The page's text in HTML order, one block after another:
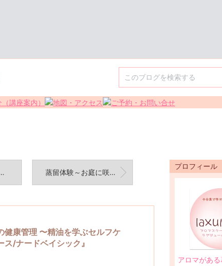
蒸留体験～お庭に咲いてるレモンバームのハーブで水蒸気蒸留法を確認～優雅な時間
健康管理 〜精油を学ぶセルフケ
/ナードベイシック』
プロフィール
アロマがあ